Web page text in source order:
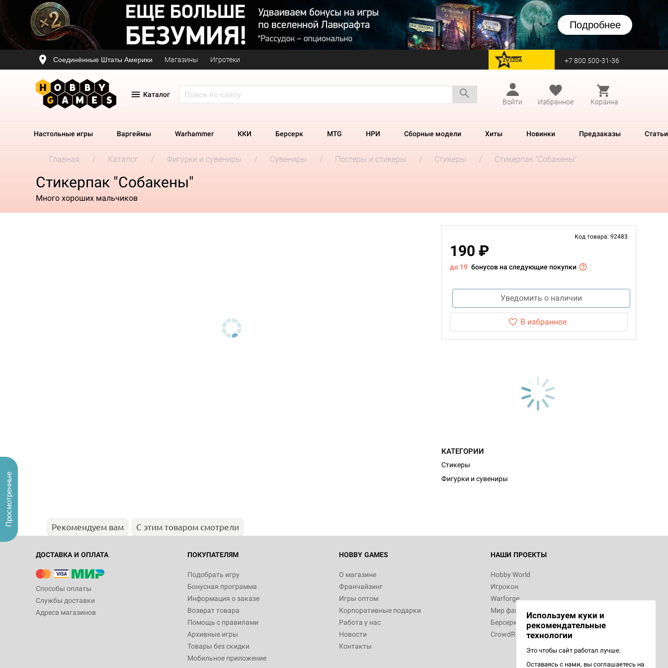
Подробнее
Соединённые Штаты Америки Магазины Игротеки перейти на Zvezda +7 800 500-31-36
Каталог
Войти
Избранное Корзина
Настольные игры Варгеймы Warhammer ККИ Берсерк MTG НРИ Сборные модели Хиты Новинки Предзаказы Статьи
Главная Каталог Фигурки и сувениры Сувениры Постеры и стикеры Стикеры Стикерпак "Собакены"
Стикерпак "Собакены"
Много хороших мальчиков
Код товара: 92483
190 ₽
до 19 бонусов на следующие покупки
Уведомить о наличии
В избранное
КАТЕГОРИИ
Стикеры
Фигурки и сувениры
Рекомендуем вам С этим товаром смотрели
ДОСТАВКА И ОПЛАТА
Способы оплаты
Службы доставки
Адреса магазинов
ПОКУПАТЕЛЯМ
Подобрать игру
Бонусная программа
Информация о заказе
Возврат товара
Помощь с правилами
Архивные игры
Товары без скидки
Мобильное приложение
HOBBY GAMES
О магазине
Франчайзинг
Игры оптом
Корпоративные подарки
Работа у нас
Новости
Контакты
НАШИ ПРОЕКТЫ
Hobby World
Игрокон
Warforge
Мир фантастики
Берсерк
CrowdRepublic
Используем куки и
рекомендательные
технологии
Это чтобы сайт работал лучше.
Оставаясь с нами, вы соглашаетесь на
Просмотренные
Настольная игра Hobby World Журнал
"Мир фантастики. Спецвыпуск: Братья
империи: Боевая тревога
799
Настольная игра Hobby World Сумерки
империи. Четвёртая редакция: Грозовой
Рубеж
12 990